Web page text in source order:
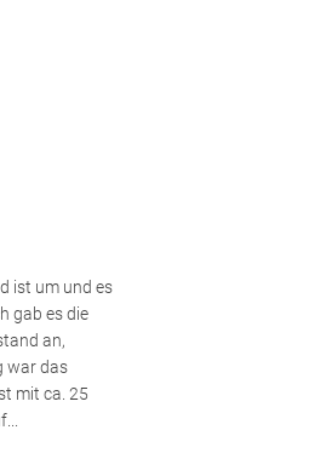
ist um und es
gab es die
an,
war das
mit ca. 25